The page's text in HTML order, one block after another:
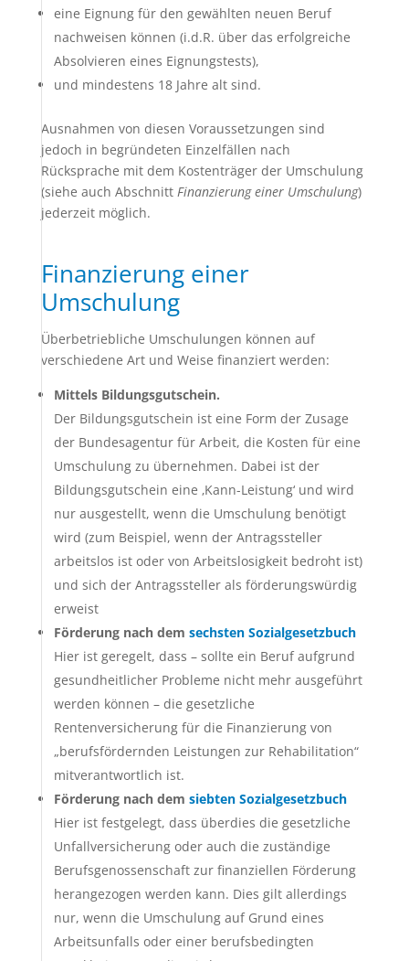
eine Eignung für den gewählten neuen Beruf
nachweisen können (i.d.R. über das erfolgreiche
Absolvieren eines Eignungstests),
und mindestens 18 Jahre alt sind.
Ausnahmen von diesen Voraussetzungen sind
jedoch in begründeten Einzelfällen nach
Rücksprache mit dem Kostenträger der Umschulung
(siehe auch Abschnitt Finanzierung einer Umschulung)
jederzeit möglich.
Finanzierung einer
Umschulung
Überbetriebliche Umschulungen können auf
verschiedene Art und Weise finanziert werden:
Mittels Bildungsgutschein.
Der Bildungsgutschein ist eine Form der Zusage
der Bundesagentur für Arbeit, die Kosten für eine
Umschulung zu übernehmen. Dabei ist der
Bildungsgutschein eine ‚Kann-Leistung‘ und wird
nur ausgestellt, wenn die Umschulung benötigt
wird (zum Beispiel, wenn der Antragssteller
arbeitslos ist oder von Arbeitslosigkeit bedroht ist)
und sich der Antragssteller als förderungswürdig
erweist
Förderung nach dem sechsten Sozialgesetzbuch
Hier ist geregelt, dass – sollte ein Beruf aufgrund
gesundheitlicher Probleme nicht mehr ausgeführt
werden können – die gesetzliche
Rentenversicherung für die Finanzierung von
„berufsfördernden Leistungen zur Rehabilitation“
mitverantwortlich ist.
Förderung nach dem siebten Sozialgesetzbuch
Hier ist festgelegt, dass überdies die gesetzliche
Unfallversicherung oder auch die zuständige
Berufsgenossenschaft zur finanziellen Förderung
herangezogen werden kann. Dies gilt allerdings
nur, wenn die Umschulung auf Grund eines
Arbeitsunfalls oder einer berufsbedingten